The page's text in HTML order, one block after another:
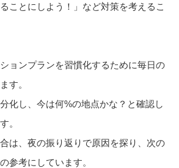
ことにしよう！」など対策を考えるこ
ョンプランを習慣化するために毎日の
す。
化し、今は何%の地点かな？と確認し
。
は、夜の振り返りで原因を探り、次の
参考にしています。